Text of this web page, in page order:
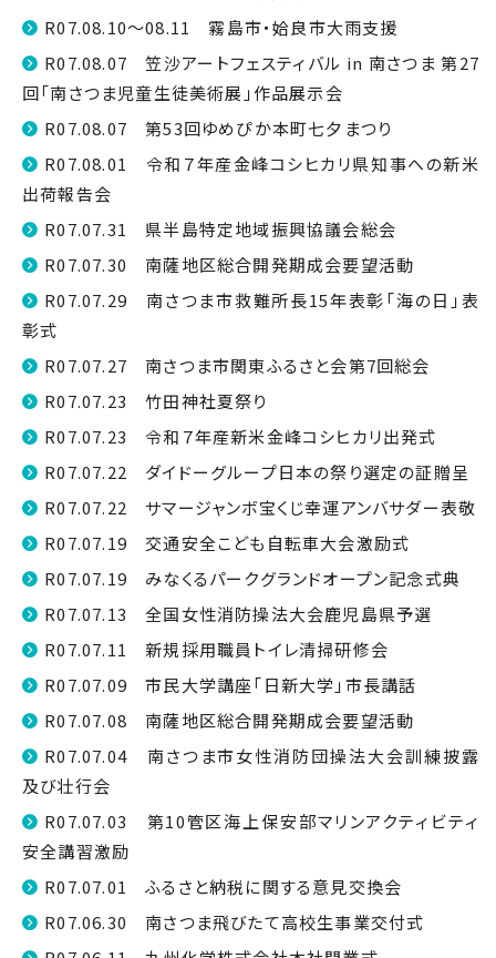
R07.08.10～08.11 霧島市・姶良市大雨支援
R07.08.07 笠沙アートフェスティバル in 南さつま 第27
回「南さつま児童生徒美術展」作品展示会
R07.08.07 第53回ゆめぴか本町七夕まつり
R07.08.01 令和７年産金峰コシヒカリ県知事への新米
出荷報告会
R07.07.31 県半島特定地域振興協議会総会
R07.07.30 南薩地区総合開発期成会要望活動
R07.07.29 南さつま市救難所長15年表彰「海の日」表
彰式
R07.07.27 南さつま市関東ふるさと会第7回総会
R07.07.23 竹田神社夏祭り
R07.07.23 令和７年産新米金峰コシヒカリ出発式
R07.07.22 ダイドーグループ日本の祭り選定の証贈呈
R07.07.22 サマージャンボ宝くじ幸運アンバサダー表敬
R07.07.19 交通安全こども自転車大会激励式
R07.07.19 みなくるパークグランドオープン記念式典
R07.07.13 全国女性消防操法大会鹿児島県予選
R07.07.11 新規採用職員トイレ清掃研修会
R07.07.09 市民大学講座「日新大学」市長講話
R07.07.08 南薩地区総合開発期成会要望活動
R07.07.04 南さつま市女性消防団操法大会訓練披露
及び壮行会
R07.07.03 第10管区海上保安部マリンアクティビティ
安全講習激励
R07.07.01 ふるさと納税に関する意見交換会
R07.06.30 南さつま飛びたて高校生事業交付式